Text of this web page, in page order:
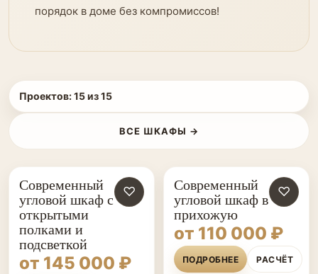
порядок в доме без компромиссов!
Проектов:15из15
ВСЕ ШКАФЫ →
♡
Современный
угловой шкаф с
открытыми
полками и
подсветкой
от 145 000 ₽
♡
Современный
угловой шкаф в
прихожую
от 110 000 ₽
ПОДРОБНЕЕ РАСЧЁТ